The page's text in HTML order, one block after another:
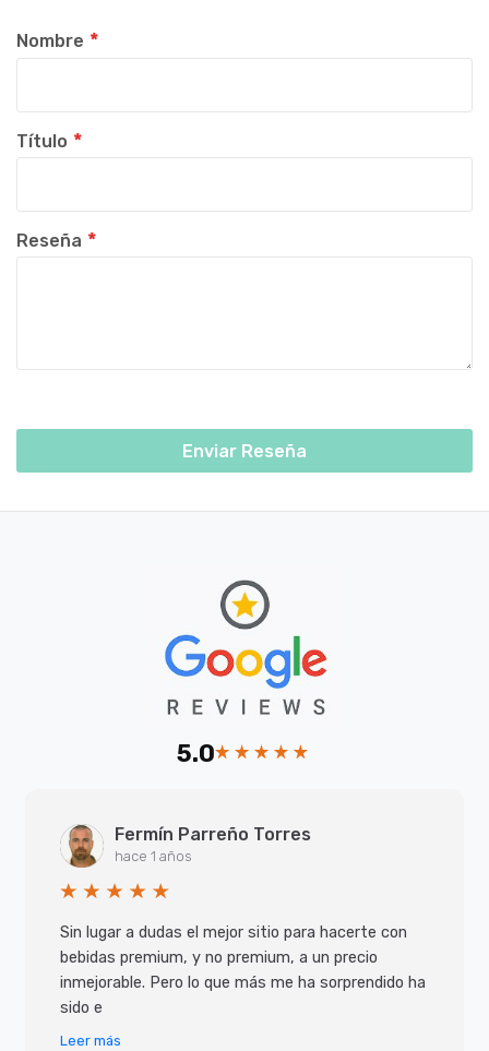
star
stars
stars
stars
stars
Nombre
Título
Reseña
Enviar Reseña
5.0
Fermín Parreño Torres
hace 1 años
Sin lugar a dudas el mejor sitio para hacerte con
bebidas premium, y no premium, a un precio
inmejorable. Pero lo que más me ha sorprendido ha
sido e
Leer más